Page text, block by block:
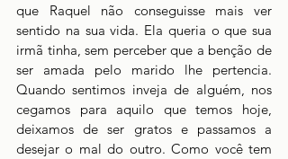
que Raquel não conseguisse mais ver
sentido na sua vida. Ela queria o que sua
irmã tinha, sem perceber que a benção de
ser amada pelo marido lhe pertencia.
Quando sentimos inveja de alguém, nos
cegamos para aquilo que temos hoje,
deixamos de ser gratos e passamos a
desejar o mal do outro. Como você tem